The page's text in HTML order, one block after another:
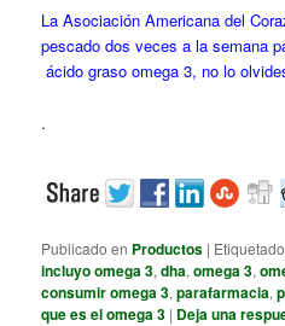
La Asociación Americana del
pescado dos veces a la semana
ácido graso omega 3, no lo
.
Publicado en Productos | Etiquetado
incluyo omega 3,dha,omega 3,
consumir omega 3,parafarmacia,
que es el omega 3 | Deja una